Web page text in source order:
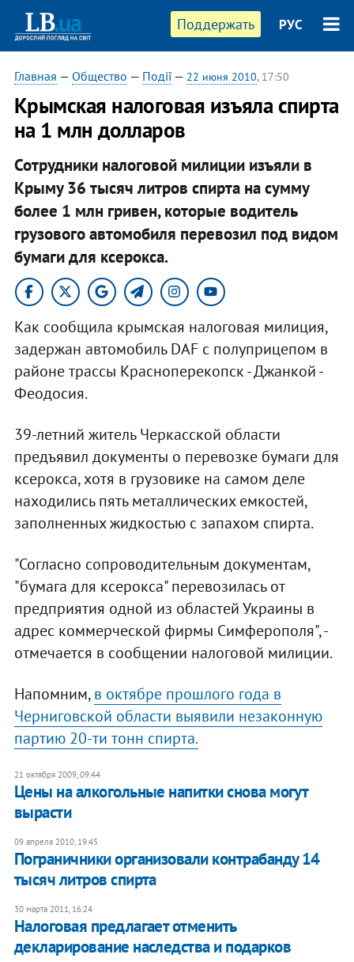
Поддержать РУС
Главная — Общество — Події— 22 июня 2010, 17:50
Крымская налоговая изъяла спирта
на 1 млн долларов
Сотрудники налоговой милиции изъяли в
Крыму 36 тысяч литров спирта на сумму
более 1 млн гривен, которые водитель
грузового автомобиля перевозил под видом
бумаги для ксерокса.
Как сообщила крымская налоговая милиция,
задержан автомобиль DAF с полуприцепом в
районе трассы Красноперекопск - Джанкой -
Феодосия.
39-летний житель Черкасской области
предъявил документы о перевозке бумаги для
ксерокса, хотя в грузовике на самом деле
находились пять металлических емкостей,
заполненных жидкостью с запахом спирта.
"Согласно сопроводительным документам,
"бумага для ксерокса" перевозилась от
предприятия одной из областей Украины в
адрес коммерческой фирмы Симферополя", -
отмечается в сообщении налоговой милиции.
Напомним,в октябре прошлого года в
Черниговской области выявили незаконную
партию 20-ти тонн спирта.
21 октября 2009, 09:44
Цены на алкогольные напитки снова могут
вырасти
09 апреля 2010, 19:45
Пограничники организовали контрабанду 14
тысяч литров спирта
30 марта 2011, 16:24
​Налоговая предлагает отменить
декларирование наследства и подарков